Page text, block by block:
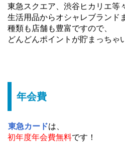
東急スクエア、渋谷ヒカリエ等
生活用品からオシャレブランド
種類も店舗も豊富ですので、
どんどんポイントが貯まっちゃ
年会費
東急カードは、
初年度年会費無料です！